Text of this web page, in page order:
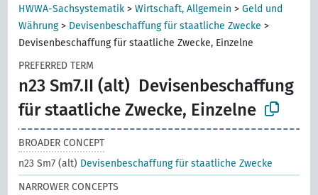
HWWA-Sachsystematik >Wirtschaft, Allgemein >Geld und
Währung> Devisenbeschaffung für staatliche Zwecke >
Devisenbeschaffung für staatliche Zwecke, Einzelne
PREFERRED TERM
n23 Sm7.II (alt) Devisenbeschaffung
für staatliche Zwecke, Einzelne
BROADER CONCEPT
n23 Sm7 (alt) Devisenbeschaffung für staatliche Zwecke
NARROWER CONCEPTS